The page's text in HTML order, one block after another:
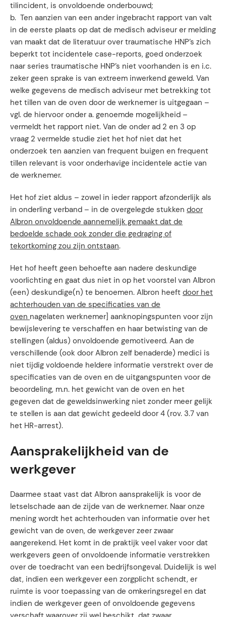
tilincident, is onvoldoende onderbouwd;
b. Ten aanzien van een ander ingebracht rapport van valt
in de eerste plaats op dat de medisch adviseur er melding
van maakt dat de literatuur over traumatische HNP’s zich
beperkt tot incidentele case-reports, goed onderzoek
naar series traumatische HNP’s niet voorhanden is en i.c.
zeker geen sprake is van extreem inwerkend geweld. Van
welke gegevens de medisch adviseur met betrekking tot
het tillen van de oven door de werknemer is uitgegaan –
vgl. de hiervoor onder a. genoemde mogelijkheid –
vermeldt het rapport niet. Van de onder ad 2 en 3 op
vraag 2 vermelde studie ziet het hof niet dat het
onderzoek ten aanzien van frequent buigen en frequent
tillen relevant is voor onderhavige incidentele actie van
de werknemer.
Het hof ziet aldus – zowel in ieder rapport afzonderlijk als
in onderling verband – in de overgelegde stukken door
Albron onvoldoende aannemelijk gemaakt dat de
bedoelde schade ook zonder die gedraging of
tekortkoming zou zijn ontstaan.
Het hof heeft geen behoefte aan nadere deskundige
voorlichting en gaat dus niet in op het voorstel van Albron
(een) deskundige(n) te benoemen. Albron heeft door het
achterhouden van de specificaties van de
oven nagelaten werknemer] aanknopingspunten voor zijn
bewijslevering te verschaffen en haar betwisting van de
stellingen (aldus) onvoldoende gemotiveerd. Aan de
verschillende (ook door Albron zelf benaderde) medici is
niet tijdig voldoende heldere informatie verstrekt over de
specificaties van de oven en de uitgangspunten voor de
beoordeling, m.n. het gewicht van de oven en het
gegeven dat de geweldsinwerking niet zonder meer gelijk
te stellen is aan dat gewicht gedeeld door 4 (rov. 3.7 van
het HR-arrest).
Aansprakelijkheid van de
werkgever
Daarmee staat vast dat Albron aansprakelijk is voor de
letselschade aan de zijde van de werknemer. Naar onze
mening wordt het achterhouden van informatie over het
gewicht van de oven, de werkgever zeer zwaar
aangerekend. Het komt in de praktijk veel vaker voor dat
werkgevers geen of onvoldoende informatie verstrekken
over de toedracht van een bedrijfsongeval. Duidelijk is wel
dat, indien een werkgever een zorgplicht schendt, er
ruimte is voor toepassing van de omkeringsregel en dat
indien de werkgever geen of onvoldoende gegevens